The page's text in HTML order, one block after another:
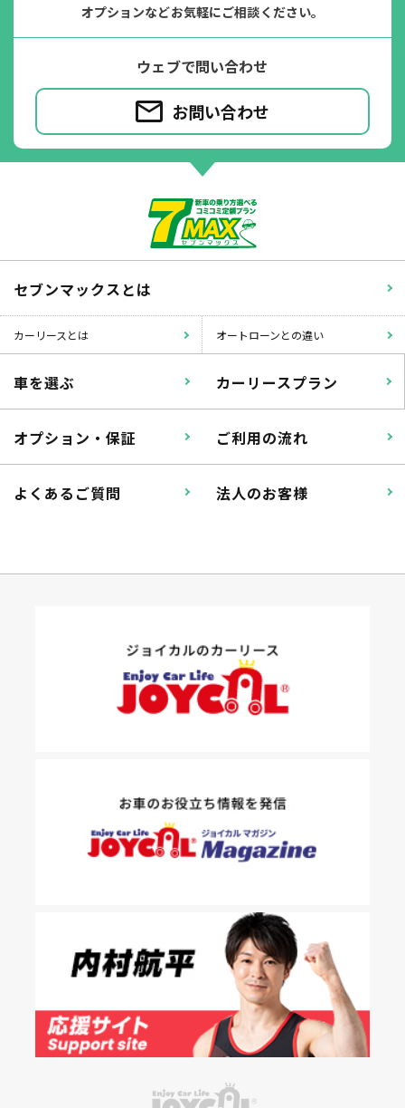
ジョイカル たすカッター3
パンク ガラス破損
落書き
バンパー
たすカッター３詳細
オプションなどお気軽にご相談ください。
ウェブで問い合わせ
お問い合わせ
セブンマックスとは
カーリースとは オートローンとの違い
車を選ぶ カーリースプラン
オプション・保証 ご利用の流れ
よくあるご質問 法人のお客様